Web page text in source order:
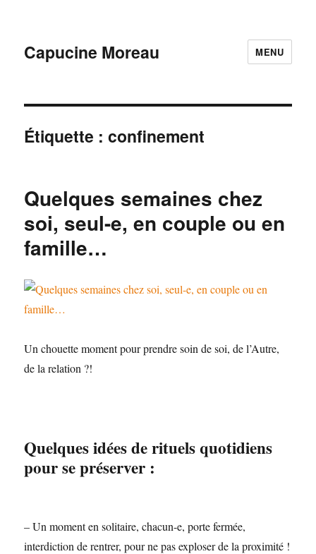
Capucine Moreau MENU
Étiquette :confinement
Quelques semaines chez
soi, seul-e, en couple ou en
famille…
Un chouette moment pour prendre soin de soi, de l’Autre,
de la relation ?!
Quelques idées de rituels quotidiens
pour se préserver :
– Un moment en solitaire, chacun-e, porte fermée,
interdiction de rentrer, pour ne pas exploser de la proximité !